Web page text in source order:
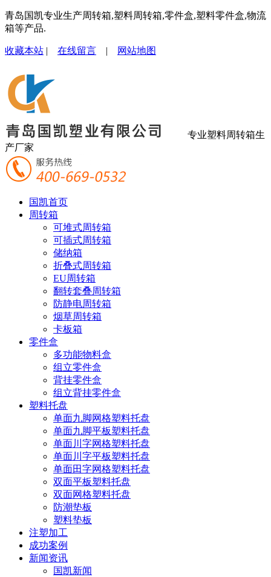
青岛国凯专业生产周转箱,塑料周转箱,零件盒,塑料零件盒,物流
箱等产品.
收藏本站 | 在线留言 | 网站地图
专业塑料周转箱生
产厂家
国凯首页
周转箱
可堆式周转箱
可插式周转箱
储纳箱
折叠式周转箱
EU周转箱
翻转套叠周转箱
防静电周转箱
烟草周转箱
卡板箱
零件盒
多功能物料盒
组立零件盒
背挂零件盒
组立背挂零件盒
塑料托盘
单面九脚网格塑料托盘
单面九脚平板塑料托盘
单面川字网格塑料托盘
单面川字平板塑料托盘
单面田字网格塑料托盘
双面平板塑料托盘
双面网格塑料托盘
防潮垫板
塑料垫板
注塑加工
成功案例
新闻资讯
国凯新闻